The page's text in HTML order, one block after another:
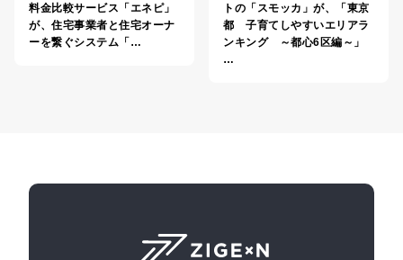
料⾦⽐較サービス「エネピ」
が、住宅事業者と住宅オーナ
ーを繋ぐシステム「…
トの「スモッカ」が、「東京
都 子育てしやすいエリアラ
ンキング ～都心6区編～」
…